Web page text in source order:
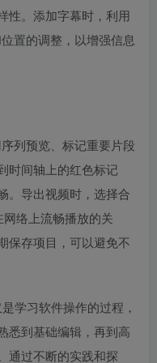
性。添加字幕时，利用
置的调整，以增强信息
列预览、标记重要片段
时间轴上的红色标记
。导出视频时，选择合
络上流畅播放的关
保存项目，可以避免不
学习软件操作的过程，
悉到基础编辑，再到高
通过不断的实践和探